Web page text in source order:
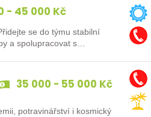
- 45 000 Kč
a spolupracovat s…
35 000 - 55 000 Kč
potravinářství i kosmický